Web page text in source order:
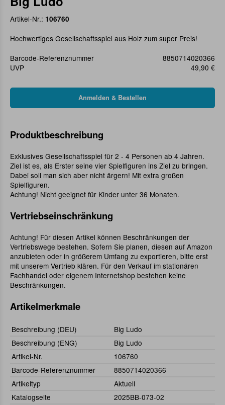
Artikel-Nr.: 106760
Hochwertiges Gesellschaftsspiel aus Holz zum super Preis!
Barcode-Referenznummer
8850714020366
UVP
49,90 €
Produktbeschreibung
Exklusives Gesellschaftsspiel für 2 - 4 Personen ab 4 Jahren.
Ziel ist es, als Erster seine vier Spielfiguren ins Ziel zu bringen.
Dabei soll man sich aber nicht ärgern! Mit extra großen
Spielfiguren.
Achtung! Nicht geeignet für Kinder unter 36 Monaten.
Vertriebseinschränkung
Achtung! Für diesen Artikel können Beschränkungen der
Vertriebswege bestehen. Sofern Sie planen, diesen auf Amazon
anzubieten oder in größerem Umfang zu exportieren, bitte erst
mit unserem Vertrieb klären. Für den Verkauf im stationären
Fachhandel oder eigenem Internetshop bestehen keine
Beschränkungen.
Artikelmerkmale
Beschreibung (DEU)
Big Ludo
Beschreibung (ENG)
Big Ludo
Artikel-Nr.
106760
Barcode-Referenznummer
8850714020366
Artikeltyp
Aktuell
Katalogseite
2025BB-073-02